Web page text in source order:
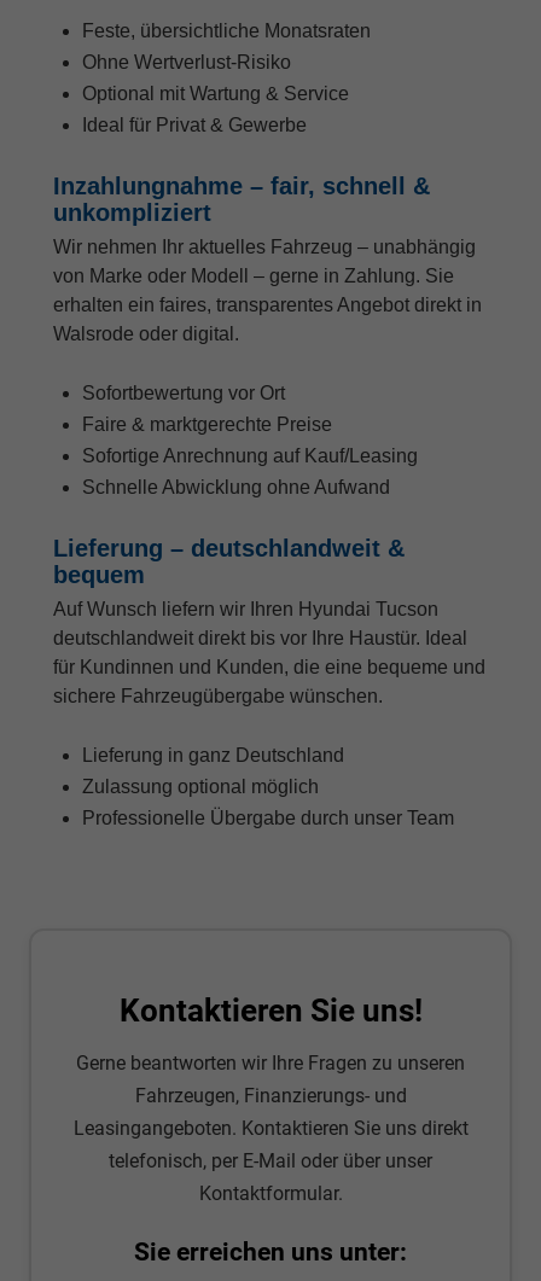
Feste, übersichtliche Monatsraten
Ohne Wertverlust-Risiko
Optional mit Wartung & Service
Ideal für Privat & Gewerbe
Inzahlungnahme – fair, schnell &
unkompliziert
Wir nehmen Ihr aktuelles Fahrzeug – unabhängig
von Marke oder Modell – gerne in Zahlung. Sie
erhalten ein faires, transparentes Angebot direkt in
Walsrode oder digital.
Sofortbewertung vor Ort
Faire & marktgerechte Preise
Sofortige Anrechnung auf Kauf/Leasing
Schnelle Abwicklung ohne Aufwand
Lieferung – deutschlandweit &
bequem
Auf Wunsch liefern wir Ihren Hyundai Tucson
deutschlandweit direkt bis vor Ihre Haustür. Ideal
für Kundinnen und Kunden, die eine bequeme und
sichere Fahrzeugübergabe wünschen.
Lieferung in ganz Deutschland
Zulassung optional möglich
Professionelle Übergabe durch unser Team
Kontaktieren Sie uns!
Gerne beantworten wir Ihre Fragen zu unseren
Fahrzeugen, Finanzierungs- und
Leasingangeboten. Kontaktieren Sie uns direkt
telefonisch, per E-Mail oder über unser
Kontaktformular.
Sie erreichen uns unter: